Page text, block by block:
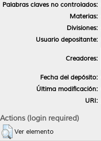
Palabras claves no controlados:
Materias:
Divisiones:
Usuario depositante:
Creadores:
Fecha del depósito:
Última modificación:
URI:
Actions (login required)
Ver elemento